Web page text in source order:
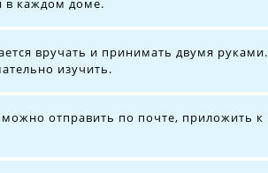
в каждом доме.
вручать и принимать двумя руками.
изучить.
отправить по почте, приложить к